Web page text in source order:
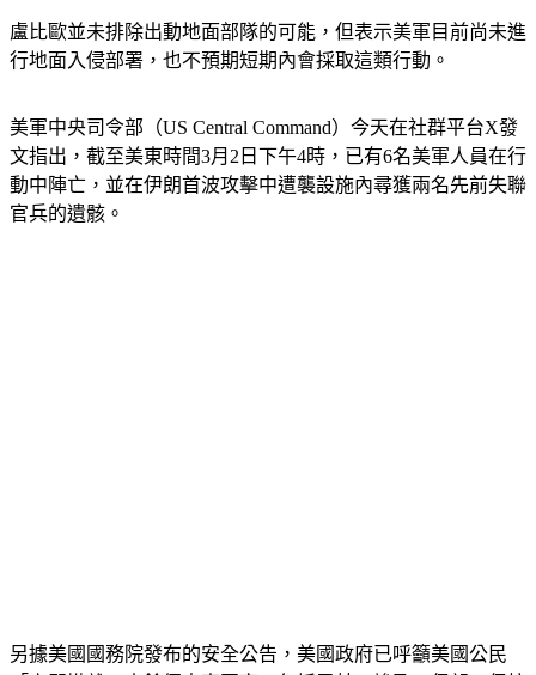
盧比歐並未排除出動地面部隊的可能，但表示美軍目前尚未進
行地面入侵部署，也不預期短期內會採取這類行動。
美軍中央司令部（US Central Command）今天在社群平台X發
文指出，截至美東時間3月2日下午4時，已有6名美軍人員在行
動中陣亡，並在伊朗首波攻擊中遭襲設施內尋獲兩名先前失聯
官兵的遺骸。
另據美國國務院發布的安全公告，美國政府已呼籲美國公民